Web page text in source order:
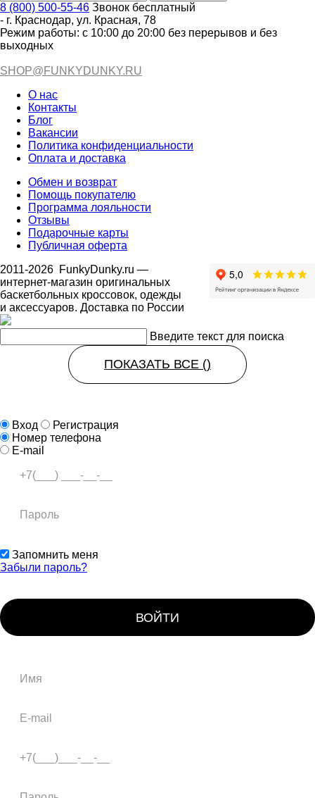
8 (800) 500-55-46 Звонок бесплатный
- г. Краснодар, ул. Красная, 78
Режим работы: с 10:00 до 20:00 без перерывов и без
выходных
SHOP@FUNKYDUNKY.RU
О нас
Контакты
Блог
Вакансии
Политика конфиденциальности
Оплата и доставка
Обмен и возврат
Помощь покупателю
Программа лояльности
Отзывы
Подарочные карты
Публичная оферта
2011-2026 FunkyDunky.ru —
интернет-магазин оригинальных
баскетбольных кроссовок, одежды
и аксессуаров. Доставка по России
Введите текст для поиска
ПОКАЗАТЬ ВСЕ ()
Вход
Регистрация
Номер телефона
E-mail
Запомнить меня
Забыли пароль?
ВОЙТИ